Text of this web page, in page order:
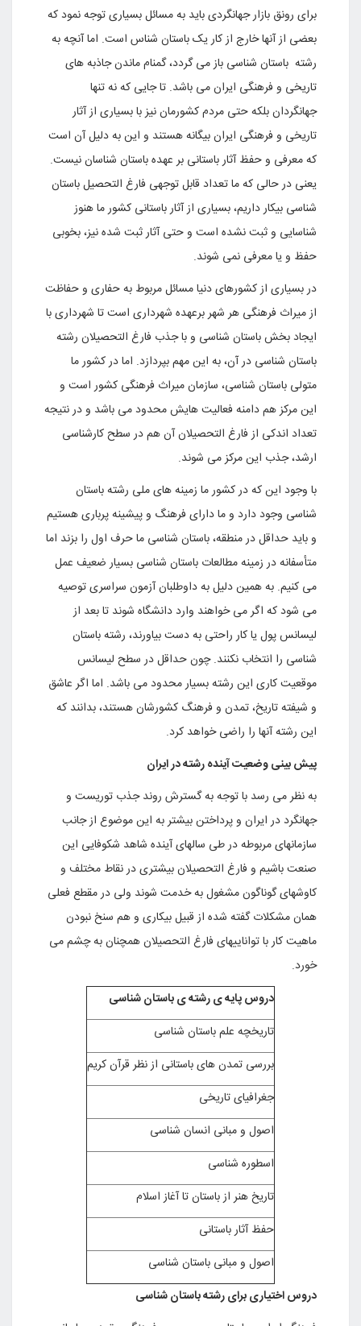
برای رونق بازار جهانگردی باید به مسائل بسیاری توجه نمود که
بعضی از آنها خارج از کار یک باستان شناس است. اما آنچه به
رشته باستان شناسی باز می گردد، گمنام ماندن جاذبه های
تاریخی و فرهنگی ایران می باشد. تا جایی که نه تنها
جهانگردان بلکه حتی مردم کشورمان نیز با بسیاری از آثار
تاریخی و فرهنگی ایران بیگانه هستند و این به دلیل آن است
که معرفی و حفظ آثار باستانی بر عهده باستان شناسان نیست.
یعنی در حالی که ما تعداد قابل توجهی فارغ التحصیل باستان
شناسی بیکار داریم، بسیاری از آثار باستانی کشور ما هنوز
شناسایی و ثبت نشده است و حتی آثار ثبت شده نیز، بخوبی
حفظ و یا معرفی نمی شوند.
در بسیاری از کشورهای دنیا مسائل مربوط به حفاری و حفاظت
از میراث فرهنگی هر شهر برعهده شهرداری است تا شهرداری با
ایجاد بخش باستان شناسی و با جذب فارغ التحصیلان رشته
باستان شناسی در آن، به این مهم بپردازد. اما در کشور ما
متولی باستان شناسی، سازمان میراث فرهنگی کشور است و
این مرکز هم دامنه فعالیت هایش محدود می باشد و در نتیجه
تعداد اندکی از فارغ التحصیلان آن هم در سطح کارشناسی
ارشد، جذب این مرکز می شوند.
با وجود این که در کشور ما زمینه های ملی رشته باستان
شناسی وجود دارد و ما دارای فرهنگ و پیشینه پرباری هستیم
و باید حداقل در منطقه، باستان شناسی ما حرف اول را بزند اما
متأسفانه در زمینه مطالعات باستان شناسی بسیار ضعیف عمل
می کنیم. به همین دلیل به داوطلبان آزمون سراسری توصیه
می شود که اگر می خواهند وارد دانشگاه شوند تا بعد از
لیسانس پول یا کار راحتی به دست بیاورند، رشته باستان
شناسی را انتخاب نکنند. چون حداقل در سطح لیسانس
موقعیت کاری این رشته بسیار محدود می باشد. اما اگر عاشق
و شیفته تاریخ، تمدن و فرهنگ کشورشان هستند، بدانند که
این رشته آنها را راضی خواهد کرد.
پیش بینی وضعیت آینده رشته در ایران
به نظر می رسد با توجه به گسترش روند جذب توریست و
جهانگرد در ایران و پرداختن بیشتر به این موضوع از جانب
سازمانهای مربوطه در طی سالهای آینده شاهد شکوفایی این
صنعت باشیم و فارغ التحصیلان بیشتری در نقاط مختلف و
کاوشهای گوناگون مشغول به خدمت شوند ولی در مقطع فعلی
همان مشکلات گفته شده از قبیل بیکاری و هم سنخ نبودن
ماهیت کار با تواناییهای فارغ التحصیلان همچنان به چشم می
خورد.
دروس پایه ی رشته ی باستان شناسی
تاریخچه علم باستان شناسی
بررسی تمدن های باستانی از نظر قرآن کریم
جغرافیای تاریخی
اصول و مبانی انسان شناسی
اسطوره شناسی
تاریخ هنر از باستان تا آغاز اسلام
حفظ آثار باستانی
اصول و مبانی باستان شناسی
دروس اختیاری برای رشته باستان شناسی